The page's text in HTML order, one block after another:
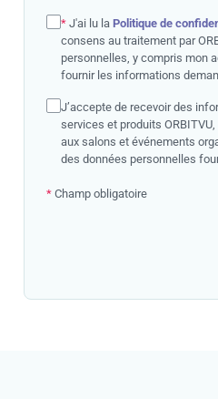
* J'ai lu la Politique de
consens au traitement par
personnelles, y compris mon
fournir les informations
J’accepte de recevoir des
services et produits
aux salons et événements
des données personnelles
* Champ obligatoire